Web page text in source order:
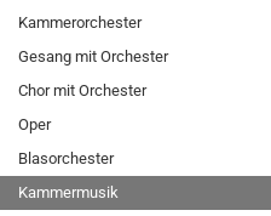
Kammerorchester
Gesang mit Orchester
Chor mit Orchester
Oper
Blasorchester
Kammermusik